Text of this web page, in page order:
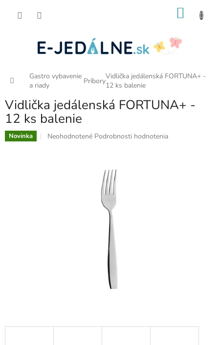
Domov
Gastro vybavenie
a riady
PríboryVidlička jedálenská FORTUNA+ -
12 ks balenie
Vidlička jedálenská FORTUNA+ -
12 ks balenie
Novinka
Priemerné
Neohodnotené Podrobnosti hodnotenia